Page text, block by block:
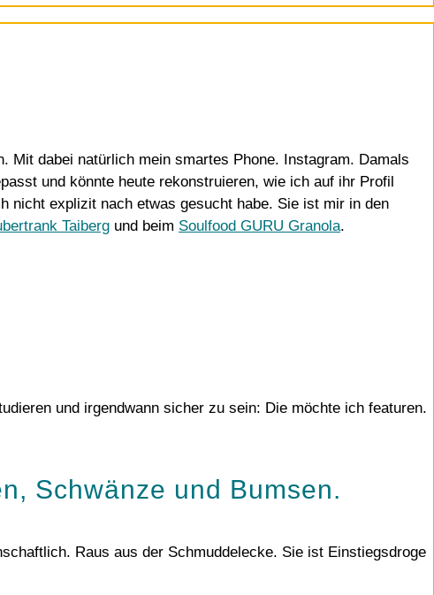
Mit dabei natürlich mein smartes Phone. Instagram. Damals
und könnte heute rekonstruieren, wie ich auf ihr Profil
nicht explizit nach etwas gesucht habe. Sie ist mir in den
Taiberg und beim Soulfood GURU Granola.
und irgendwann sicher zu sein: Die möchte ich featuren.
Schwänze und Bumsen.
Raus aus der Schmuddelecke. Sie ist Einstiegsdroge